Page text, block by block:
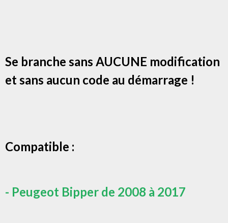
Se branche sans AUCUNE modification
et sans aucun code au démarrage !
Compatible :
- Peugeot Bipper de 2008 à 2017